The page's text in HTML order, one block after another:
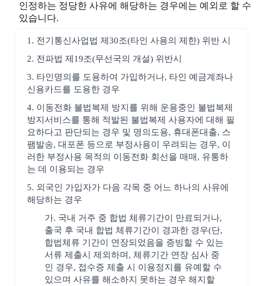
인정하는 정당한 사유에 해당하는 경우에는 예외로 할 수
있습니다.
1. 전기통신사업법 제30조(타인 사용의 제한) 위반 시
2. 전파법 제19조(무선국의 개설) 위반시
3. 타인명의를 도용하여 가입하거나, 타인 예금계좌나
신용카드를 도용한 경우
4. 이동전화 불법복제 방지를 위해 운용중인 불법복제
방지서비스를 통해 적발된 불법복제 사용자에 대해 필
요하다고 판단되는 경우 및 명의도용, 휴대폰대출, 스
팸발송, 대포폰 등으로 부정사용이 우려되는 경우, 이
러한 부정사용 목적의 이동전화 회선을 매매, 유통하
는 데 이용되는 경우
5. 외국인 가입자가 다음 각목 중 어느 하나의 사유에
해당하는 경우
가. 국내 거주 중 합법 체류기간이 만료되거나,
출국 후 국내 합법 체류기간이 경과한 경우(단,
합법체류 기간이 연장되었음을 증빙할 수 있는
서류 제출시 제외하며, 체류기간 연장 심사 중
인 경우, 접수증 제출 시 이용정지를 유예할 수
있으며 사유를 해소하지 못하는 경우 해지할